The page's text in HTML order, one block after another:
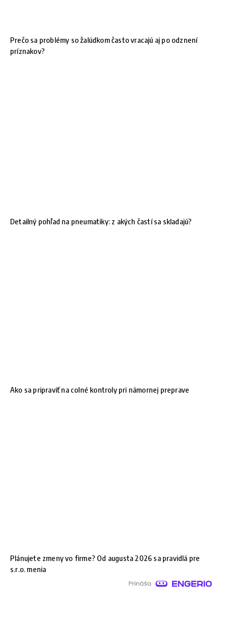
Prečo sa problémy so žalúdkom často vracajú aj po odznení
príznakov?
Detailný pohľad na pneumatiky: z akých častí sa skladajú?
Ako sa pripraviť na colné kontroly pri námornej preprave
Plánujete zmeny vo firme? Od augusta 2026 sa pravidlá pre
s.r.o. menia